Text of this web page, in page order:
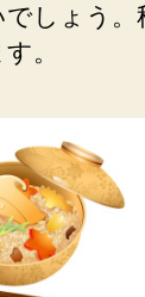
しょう
。